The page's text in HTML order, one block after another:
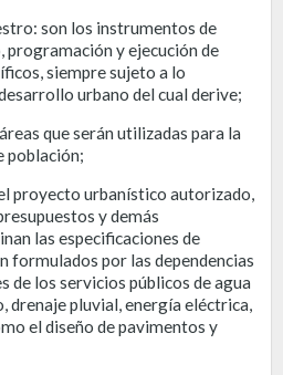
son los instrumentos de
programación y ejecución de
siempre sujeto a lo
urbano del cual derive;
que serán utilizadas para la
población;
proyecto urbanístico autorizado,
y demás
las especificaciones de
formulados por las dependencias
de los servicios públicos de agua
drenaje pluvial, energía eléctrica,
el diseño de pavimentos y